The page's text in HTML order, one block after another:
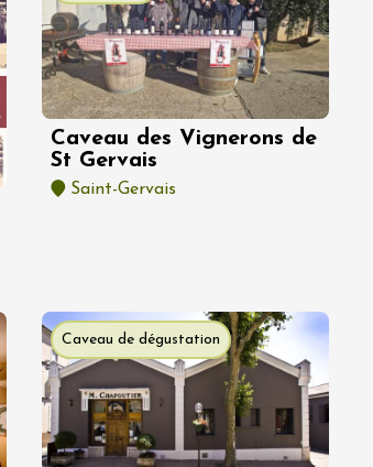
Caveau des Vignerons de
St Gervais
Saint-Gervais
Caveau de dégustation